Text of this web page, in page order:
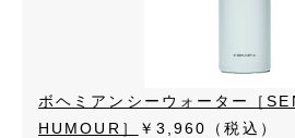
ボヘミアンシーウォーター［
HUMOUR］
￥3,960（税込）